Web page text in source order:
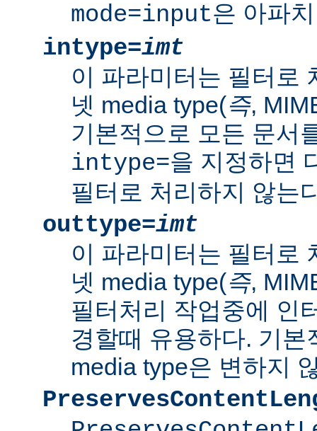
mode=input은 아파
intype=imt
이 파라미터는 필터로
넷 media type(즉,
기본적으로 모든 문서
intype=을 지정하면
필터로 처리하지 않는
outtype=imt
이 파라미터는 필터로
넷 media type(즉,
필터처리 작업중에 인
경할때 유용하다. 기본
media type은 변하지